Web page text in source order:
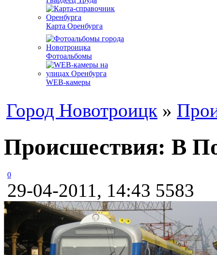
Карта Оренбурга
Фотоальбомы
WEB-камеры
Город Новотроицк »
Происшествия: В
0
29-04-2011, 14:43 5583